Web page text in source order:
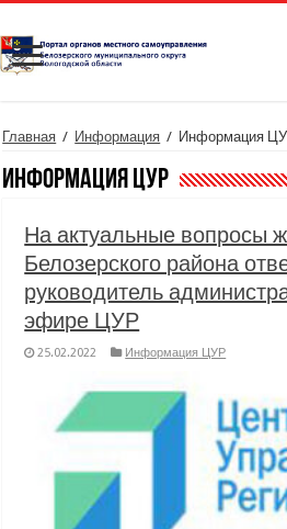
Главная / Информация / Информация
Информация ЦУР
На актуальные вопросы
Белозерского района
руководитель
эфире ЦУР
25.02.2022 Информация ЦУР